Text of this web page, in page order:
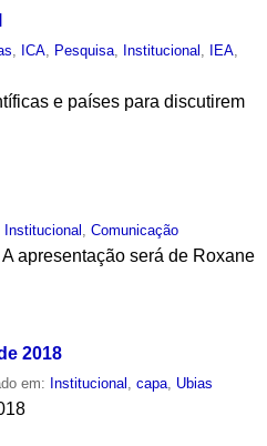
ICA Pesquisa Institucional IEA
e países para discutirem
Institucional ,Comunicação
apresentação será de Roxane
2018
em: Institucional ,capa, Ubias